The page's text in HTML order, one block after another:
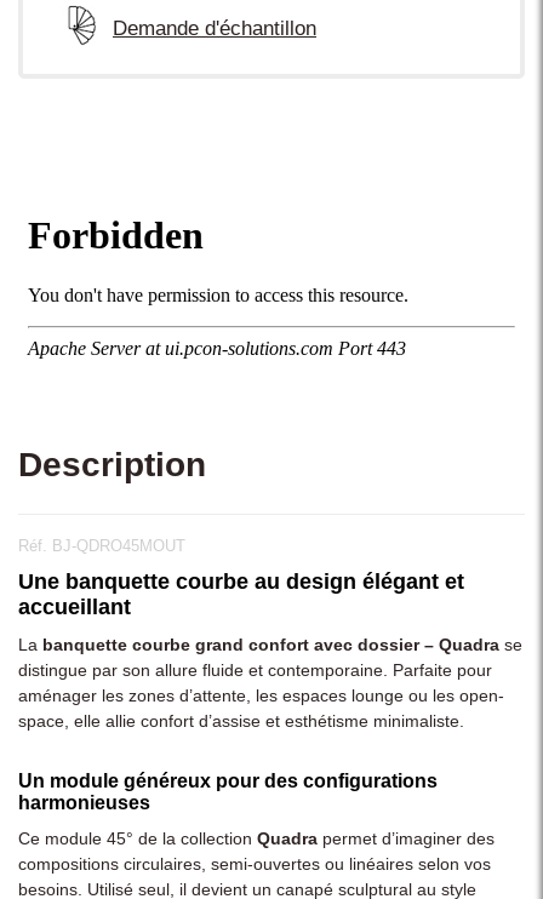
Demande d'échantillon
Description
Réf. BJ-QDRO45MOUT
Une banquette courbe au design élégant et
accueillant
La banquette courbe grand confort avec dossier – Quadra se
distingue par son allure fluide et contemporaine. Parfaite pour
aménager les zones d’attente, les espaces lounge ou les open-
space, elle allie confort d’assise et esthétisme minimaliste.
Un module généreux pour des configurations
harmonieuses
Ce module 45° de la collection Quadra permet d’imaginer des
compositions circulaires, semi-ouvertes ou linéaires selon vos
besoins. Utilisé seul, il devient un canapé sculptural au style